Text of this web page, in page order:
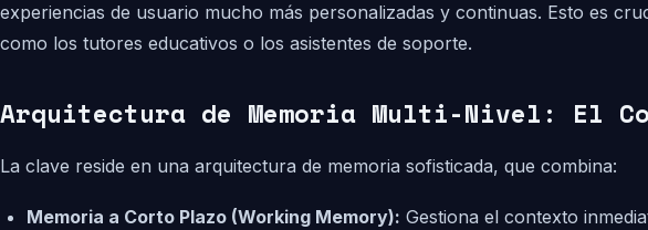
experiencias de usuario mucho más personalizadas y continuas. Esto es
como los tutores educativos o los asistentes de soporte.
Arquitectura de Memoria Multi-Nivel: El
La clave reside en una arquitectura de memoria sofisticada, que combina:
Memoria a Corto Plazo (Working Memory): Gestiona el contexto